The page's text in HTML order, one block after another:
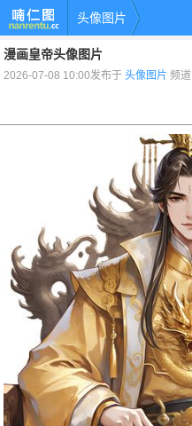
头像图片
漫画皇帝头像图片
2026-07-08 10:00发布于头像图片 频道